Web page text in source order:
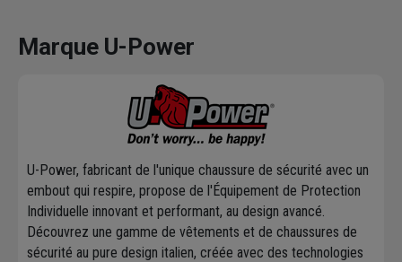
Marque U-Power
U-Power, fabricant de l'unique chaussure de sécurité avec un
embout qui respire, propose de l'Équipement de Protection
Individuelle innovant et performant, au design avancé.
Découvrez une gamme de vêtements et de chaussures de
sécurité au pure design italien, créée avec des technologies